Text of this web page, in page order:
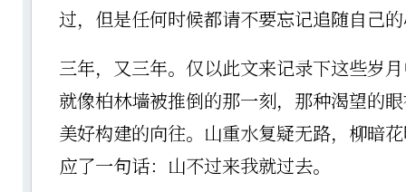
过，但是任何时候都请不要忘记追随自己
三年，又三年。仅以此文来记录下这些岁
就像柏林墙被推倒的那一刻，那种渴望的
美好构建的向往。山重水复疑无路，柳暗
应了一句话：山不过来我就过去。